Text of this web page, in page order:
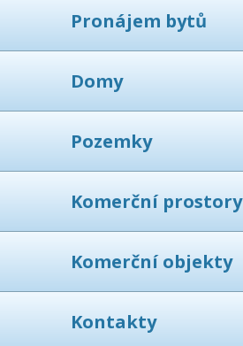
Pronájem bytů
Domy
Pozemky
Komerční prostory
Komerční objekty
Kontakty